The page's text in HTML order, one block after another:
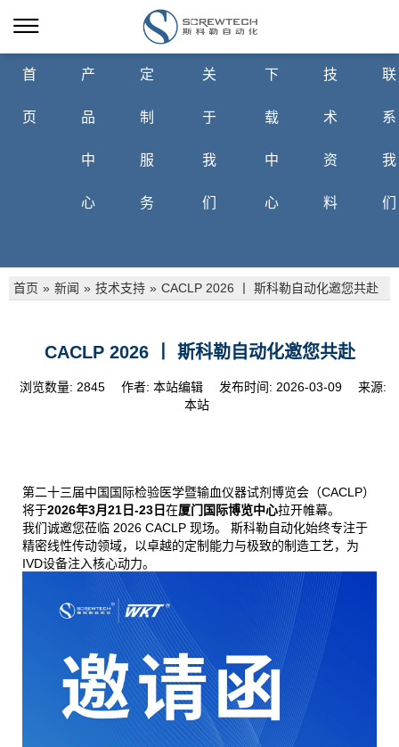
首
页
产
品
中
心
定
制
服
务
关
于
我
们
下
载
中
心
技
术
资
料
联
系
我
们
首页 » 新闻 » 技术支持 » CACLP 2026 丨 斯科勒自动化邀您共赴
CACLP 2026 丨 斯科勒自动化邀您共赴
浏览数量: 2845 作者: 本站编辑 发布时间: 2026-03-09
来源:
本站
第二十三届中国国际检验医学暨输血仪器试剂博览会（CACLP）
将于2026年3月21日-23日在厦门国际博览中心拉开帷幕。
我们诚邀您莅临 2026 CACLP 现场。 斯科勒自动化始终专注于
精密线性传动领域，以卓越的定制能力与极致的制造工艺，为
IVD设备注入核心动力。